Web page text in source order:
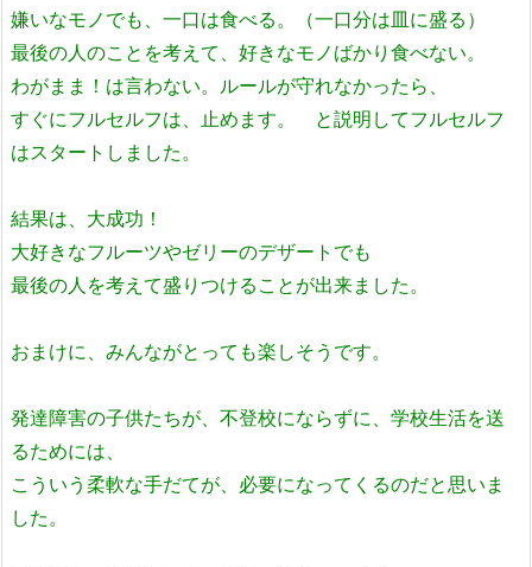
嫌いなモノでも、一口は食べる。（一口分は皿に盛る）
最後の人のことを考えて、好きなモノばかり食べない。
わがまま！は言わない。ルールが守れなかったら、
すぐにフルセルフは、止めます。 と説明してフルセルフ
はスタートしました。
結果は、大成功！
大好きなフルーツやゼリーのデザートでも
最後の人を考えて盛りつけることが出来ました。
おまけに、みんながとっても楽しそうです。
発達障害の子供たちが、不登校にならずに、学校生活を送
るためには、
こういう柔軟な手だてが、必要になってくるのだと思いま
した。